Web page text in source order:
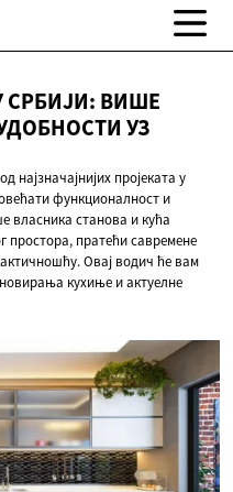
СРБИЈИ: ВИШЕ
УЗ
најзначајнијих пројеката у
функционалност и
власника станова и кућа
простора, пратећи савремене
Овај водич ће вам
кухиње и актуелне